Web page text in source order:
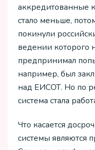
аккредитованные
стало меньше,
покинули
ведении которого
предпринимал
например, был
над ЕИСОТ. Но по
система стала
Что касается
системы являются